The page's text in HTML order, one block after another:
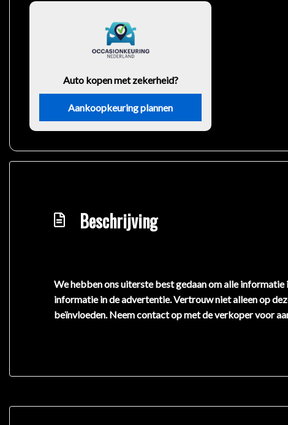
Auto kopen met zekerheid?
Aankoopkeuring plannen
Beschrijving
We hebben ons uiterste best gedaan om alle
informatie in de advertentie. Vertrouw niet alleen op
beïnvloeden. Neem contact op met de verkoper voor